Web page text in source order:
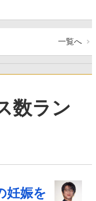
一覧へ
数ラン
妊娠を